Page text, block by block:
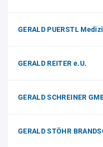
GERALD PUERSTL
GERALD REITER e.U.
GERALD SCHREINER
GERALD STÖHR